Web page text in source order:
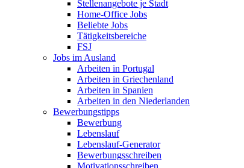
Stellenangebote je Stadt
Home-Office Jobs
Beliebte Jobs
Tätigkeitsbereiche
FSJ
Jobs im Ausland
Arbeiten in Portugal
Arbeiten in Griechenland
Arbeiten in Spanien
Arbeiten in den Niederlanden
Bewerbungstipps
Bewerbung
Lebenslauf
Lebenslauf-Generator
Bewerbungsschreiben
Motivationsschreiben